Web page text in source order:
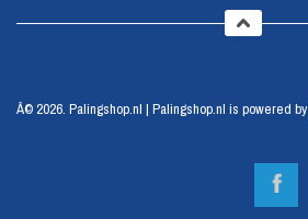
Â© 2026. Palingshop.nl | Palingshop.nl is powered by